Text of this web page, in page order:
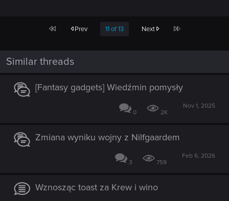
First Prev 11 of 13 Next Last
Similar threads
[Fantasy gadgets] Wiedźmin pomysły
0 2K
Nov 1, 2025
Zmiana wyniku wojny z Nilfgaardem
3 759
Feb 6, 2026
Wznosząc toast za Krew i wino